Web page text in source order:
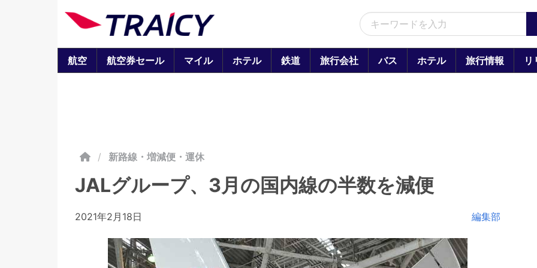
航空 航空券セール マイル ホテル 鉄道 旅行会社 バス ホテル 旅行情報 リ
/ 新路線・増減便・運休
JALグループ、3月の国内線の半数を減便
2021年2月18日 編集部